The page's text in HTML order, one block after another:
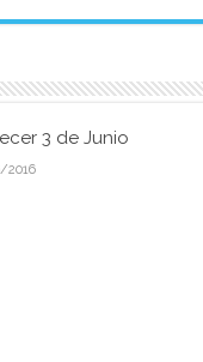
3 de Junio
2016